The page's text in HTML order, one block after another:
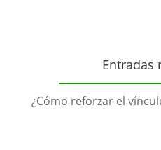
Entradas
¿Cómo reforzar el